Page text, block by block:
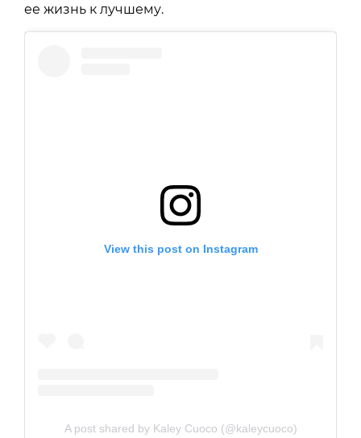
ее жизнь к лучшему.
View this post on Instagram
A post shared by Kaley Cuoco (@kaleycuoco)